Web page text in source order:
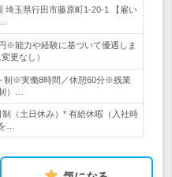
埼玉県行田市藤原町1-20-1 【雇い
※能力や経験に基づいて優遇しま
更なし）
制※実働8時間／休憩60分※残業
）…
（土日休み）* 有給休暇（入社時
…